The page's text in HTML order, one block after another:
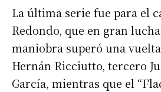
La última serie fue para el
Redondo, que en gran
maniobra superó una
Hernán Ricciutto, tercero
García, mientras que el